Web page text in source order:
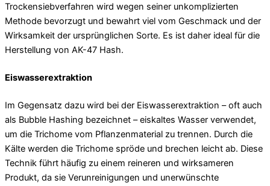
Trockensiebverfahren wird wegen seiner unkomplizierten
Methode bevorzugt und bewahrt viel vom Geschmack und der
Wirksamkeit der ursprünglichen Sorte. Es ist daher ideal für die
Herstellung von AK-47 Hash.
Eiswasserextraktion
Im Gegensatz dazu wird bei der Eiswasserextraktion – oft auch
als Bubble Hashing bezeichnet – eiskaltes Wasser verwendet,
um die Trichome vom Pflanzenmaterial zu trennen. Durch die
Kälte werden die Trichome spröde und brechen leicht ab. Diese
Technik führt häufig zu einem reineren und wirksameren
Produkt, da sie Verunreinigungen und unerwünschte